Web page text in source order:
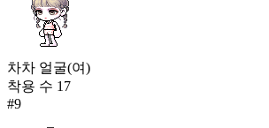
차차 얼굴(여)
착용 수 17
#9